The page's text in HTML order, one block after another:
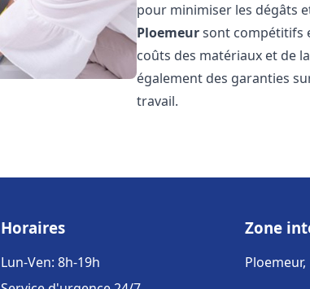
pour minimiser les dégâts
Ploemeursont compétitifs
coûts des matériaux et de
également des garanties
travail.
Horaires
Lun-Ven: 8h-19h
Zone
Ploemeur,